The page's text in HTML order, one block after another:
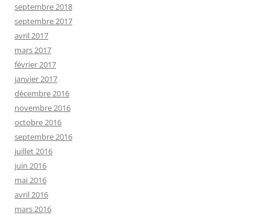
septembre 2018
septembre 2017
avril 2017
mars 2017
février 2017
janvier 2017
décembre 2016
novembre 2016
octobre 2016
septembre 2016
juillet 2016
juin 2016
mai 2016
avril 2016
mars 2016